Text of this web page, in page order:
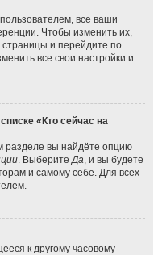
все ваши
Чтобы изменить их,
и перейдите по
все свои настройки и
«Кто сейчас на
разделе вы найдёте опцию
. ВыберитеДа, и вы будете
и самому себе. Для всех
к другому часовому